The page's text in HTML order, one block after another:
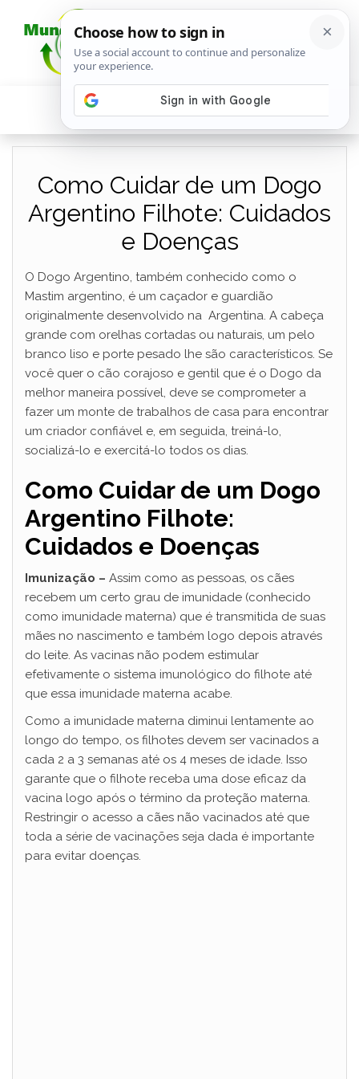
Como Cuidar de um Dogo
Argentino Filhote: Cuidados
e Doenças
O Dogo Argentino, também conhecido como o
Mastim argentino, é um caçador e guardião
originalmente desenvolvido na Argentina. A cabeça
grande com orelhas cortadas ou naturais, um pelo
branco liso e porte pesado lhe são característicos. Se
você quer o cão corajoso e gentil que é o Dogo da
melhor maneira possível, deve se comprometer a
fazer um monte de trabalhos de casa para encontrar
um criador confiável e, em seguida, treiná-lo,
socializá-lo e exercitá-lo todos os dias.
Como Cuidar de um Dogo
Argentino Filhote:
Cuidados e Doenças
Imunização – Assim como as pessoas, os cães
recebem um certo grau de imunidade (conhecido
como imunidade materna) que é transmitida de suas
mães no nascimento e também logo depois através
do leite. As vacinas não podem estimular
efetivamente o sistema imunológico do filhote até
que essa imunidade materna acabe.
Como a imunidade materna diminui lentamente ao
longo do tempo, os filhotes devem ser vacinados a
cada 2 a 3 semanas até os 4 meses de idade. Isso
garante que o filhote receba uma dose eficaz da
vacina logo após o término da proteção materna.
Restringir o acesso a cães não vacinados até que
toda a série de vacinações seja dada é importante
para evitar doenças.